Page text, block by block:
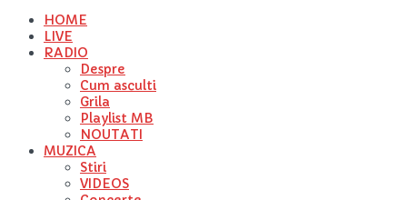
HOME
LIVE
RADIO
Despre
Cum asculti
Grila
Playlist MB
NOUTATI
MUZICA
Stiri
VIDEOS